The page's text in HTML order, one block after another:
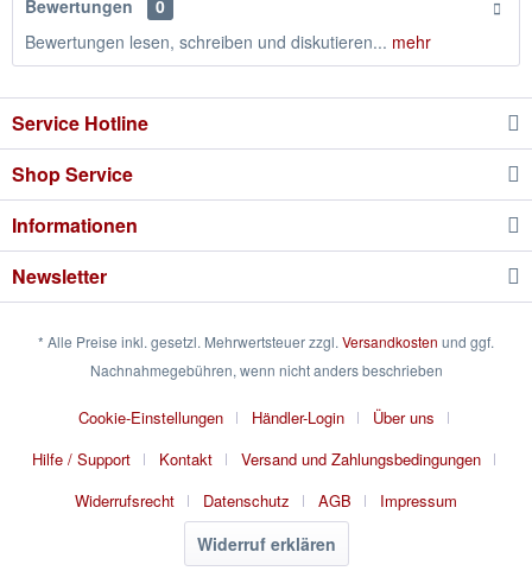
Bewertungen
0
Bewertungen lesen, schreiben und diskutieren... mehr
Service Hotline
Shop Service
Informationen
Newsletter
* Alle Preise inkl. gesetzl. Mehrwertsteuer zzgl. Versandkosten und ggf.
Nachnahmegebühren, wenn nicht anders beschrieben
Cookie-Einstellungen Händler-Login
Über uns
Hilfe / Support
Kontakt
Versand und Zahlungsbedingungen
Widerrufsrecht
Datenschutz AGB Impressum
Widerruf erklären